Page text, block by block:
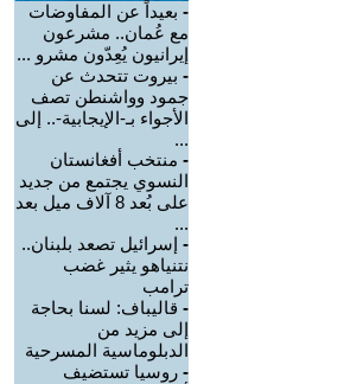
- بعيداً عن المفاوضات
مع عُمان.. مشرعون
إيرانيون يُعِدّون مشرو ...
- بيروت تتحدث عن
جمود وواشنطن تصف
الأجواء بـ-الإيجابية-.. إلى
...
- منتخب أفغانستان
النسوي يجتمع من جديد
على بُعد 8 آلاف ميل بعد
...
- إسرائيل تصعد بلبنان..
نتنياهو يثير غضب
ترامب
- قاليباف: لسنا بحاجة
إلى مزيد من
الدبلوماسية المسرحية
- روسيا تستضيف